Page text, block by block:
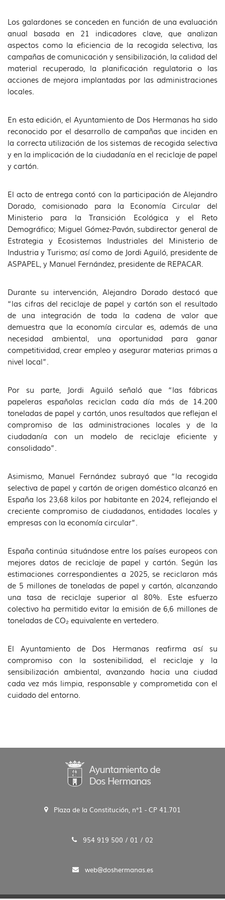
Los galardones se conceden en función de una evaluación
anual basada en 21 indicadores clave, que analizan
aspectos como la eficiencia de la recogida selectiva, las
campañas de comunicación y sensibilización, la calidad del
material recuperado, la planificación regulatoria o las
acciones de mejora implantadas por las administraciones
locales.
En esta edición, el Ayuntamiento de Dos Hermanas ha sido
reconocido por el desarrollo de campañas que inciden en
la correcta utilización de los sistemas de recogida selectiva
y en la implicación de la ciudadanía en el reciclaje de papel
y cartón.
El acto de entrega contó con la participación de Alejandro
Dorado, comisionado para la Economía Circular del
Ministerio para la Transición Ecológica y el Reto
Demográfico; Miguel Gómez-Pavón, subdirector general de
Estrategia y Ecosistemas Industriales del Ministerio de
Industria y Turismo; así como de Jordi Aguiló, presidente de
ASPAPEL, y Manuel Fernández, presidente de REPACAR.
Durante su intervención, Alejandro Dorado destacó que
“las cifras del reciclaje de papel y cartón son el resultado
de una integración de toda la cadena de valor que
demuestra que la economía circular es, además de una
necesidad ambiental, una oportunidad para ganar
competitividad, crear empleo y asegurar materias primas a
nivel local”.
Por su parte, Jordi Aguiló señaló que “las fábricas
papeleras españolas reciclan cada día más de 14.200
toneladas de papel y cartón, unos resultados que reflejan el
compromiso de las administraciones locales y de la
ciudadanía con un modelo de reciclaje eficiente y
consolidado”.
Asimismo, Manuel Fernández subrayó que “la recogida
selectiva de papel y cartón de origen doméstico alcanzó en
España los 23,68 kilos por habitante en 2024, reflejando el
creciente compromiso de ciudadanos, entidades locales y
empresas con la economía circular”.
España continúa situándose entre los países europeos con
mejores datos de reciclaje de papel y cartón. Según las
estimaciones correspondientes a 2025, se reciclaron más
de 5 millones de toneladas de papel y cartón, alcanzando
una tasa de reciclaje superior al 80%. Este esfuerzo
colectivo ha permitido evitar la emisión de 6,6 millones de
toneladas de CO₂ equivalente en vertedero.
El Ayuntamiento de Dos Hermanas reafirma así su
compromiso con la sostenibilidad, el reciclaje y la
sensibilización ambiental, avanzando hacia una ciudad
cada vez más limpia, responsable y comprometida con el
cuidado del entorno.
Plaza de la Constitución, n°1 - CP 41.701
954 919 500 / 01 / 02
web@doshermanas.es